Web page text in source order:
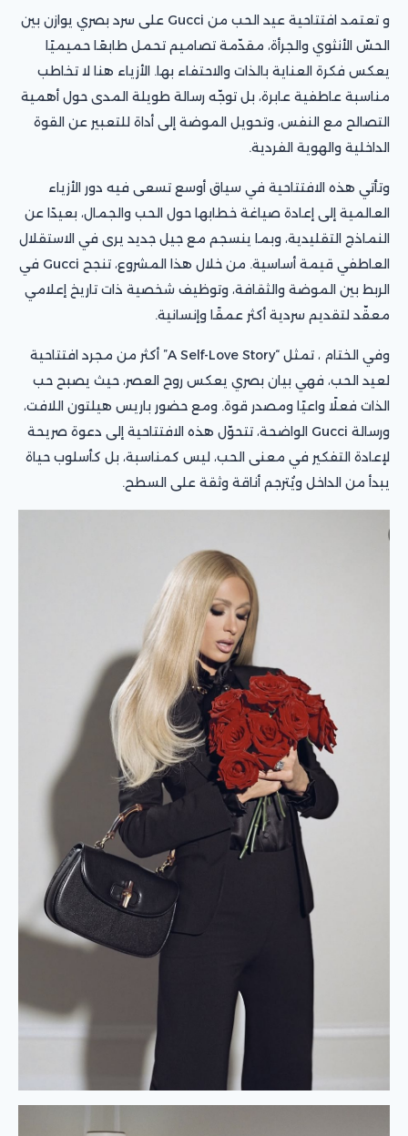
و تعتمد افتتاحية عيد الحب من Gucci على سرد بصري يوازن بين
الحسّ الأنثوي والجرأة، مقدّمة تصاميم تحمل طابعًا حميميًا
يعكس فكرة العناية بالذات والاحتفاء بها. الأزياء هنا لا تخاطب
مناسبة عاطفية عابرة، بل توجّه رسالة طويلة المدى حول أهمية
التصالح مع النفس، وتحويل الموضة إلى أداة للتعبير عن القوة
الداخلية والهوية الفردية.
وتأتي هذه الافتتاحية في سياق أوسع تسعى فيه دور الأزياء
العالمية إلى إعادة صياغة خطابها حول الحب والجمال، بعيدًا عن
النماذج التقليدية، وبما ينسجم مع جيل جديد يرى في الاستقلال
العاطفي قيمة أساسية. من خلال هذا المشروع، تنجح Gucci في
الربط بين الموضة والثقافة، وتوظيف شخصية ذات تاريخ إعلامي
معقّد لتقديم سردية أكثر عمقًا وإنسانية.
وفي الختام ، تمثل “A Self-Love Story” أكثر من مجرد افتتاحية
لعيد الحب، فهي بيان بصري يعكس روح العصر، حيث يصبح حب
الذات فعلًا واعيًا ومصدر قوة. ومع حضور باريس هيلتون اللافت،
ورسالة Gucci الواضحة، تتحوّل هذه الافتتاحية إلى دعوة صريحة
لإعادة التفكير في معنى الحب، ليس كمناسبة، بل كأسلوب حياة
يبدأ من الداخل ويُترجم أناقة وثقة على السطح.